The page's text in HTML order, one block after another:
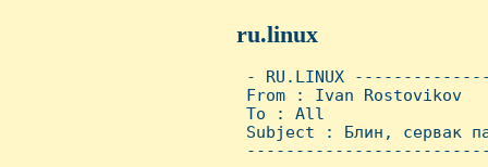
ru.linux
- RU.LINUX
From : Ivan
To : All
Subject : Блин, сервак